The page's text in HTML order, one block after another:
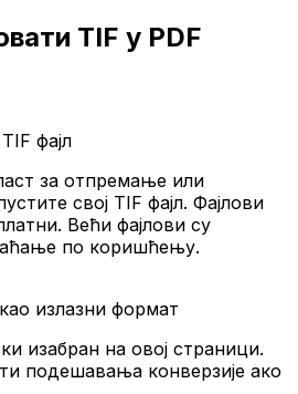
TIF у PDF
фајл
за отпремање или
свој TIF фајл. Фајлови
Већи фајлови су
по коришћењу.
излазни формат
изабран на овој страници.
подешавања конверзије ако